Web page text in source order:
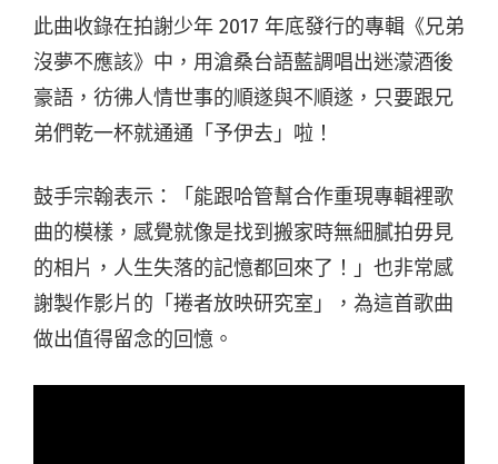
此曲收錄在拍謝少年 2017 年底發行的專輯《兄弟
沒夢不應該》中，用滄桑台語藍調唱出迷濛酒後
豪語，彷彿人情世事的順遂與不順遂，只要跟兄
弟們乾一杯就通通「予伊去」啦！
鼓手宗翰表示：「能跟哈管幫合作重現專輯裡歌
曲的模樣，感覺就像是找到搬家時無細膩拍毋見
的相片，人生失落的記憶都回來了！」也非常感
謝製作影片的「捲者放映研究室」，為這首歌曲
做出值得留念的回憶。